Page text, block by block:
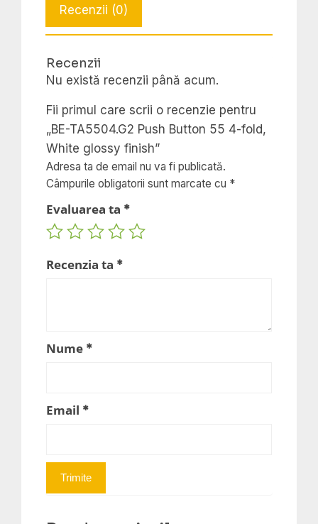
Button
55
fold,
White
glossy
finish
Recenzii (0)
Recenzii
Nu există recenzii până acum.
Fii primul care scrii o recenzie pentru
„BE-TA5504.G2 Push Button 55 4-fold,
White glossy finish”
Adresa ta de email nu va fi publicată.
Câmpurile obligatorii sunt marcate cu *
Evaluarea ta *
Recenzia ta *
Nume *
Email *